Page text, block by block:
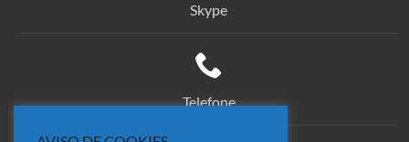
Skype
Telefone